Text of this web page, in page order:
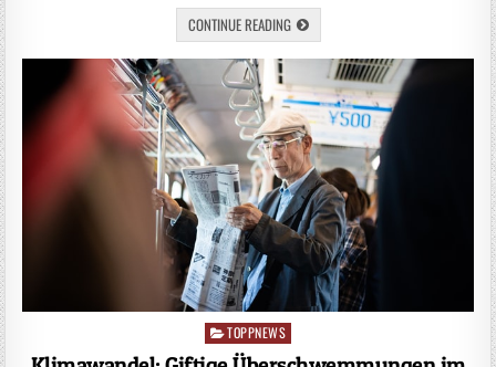
CONTINUE READING
Posted
in
TOPPNEWS